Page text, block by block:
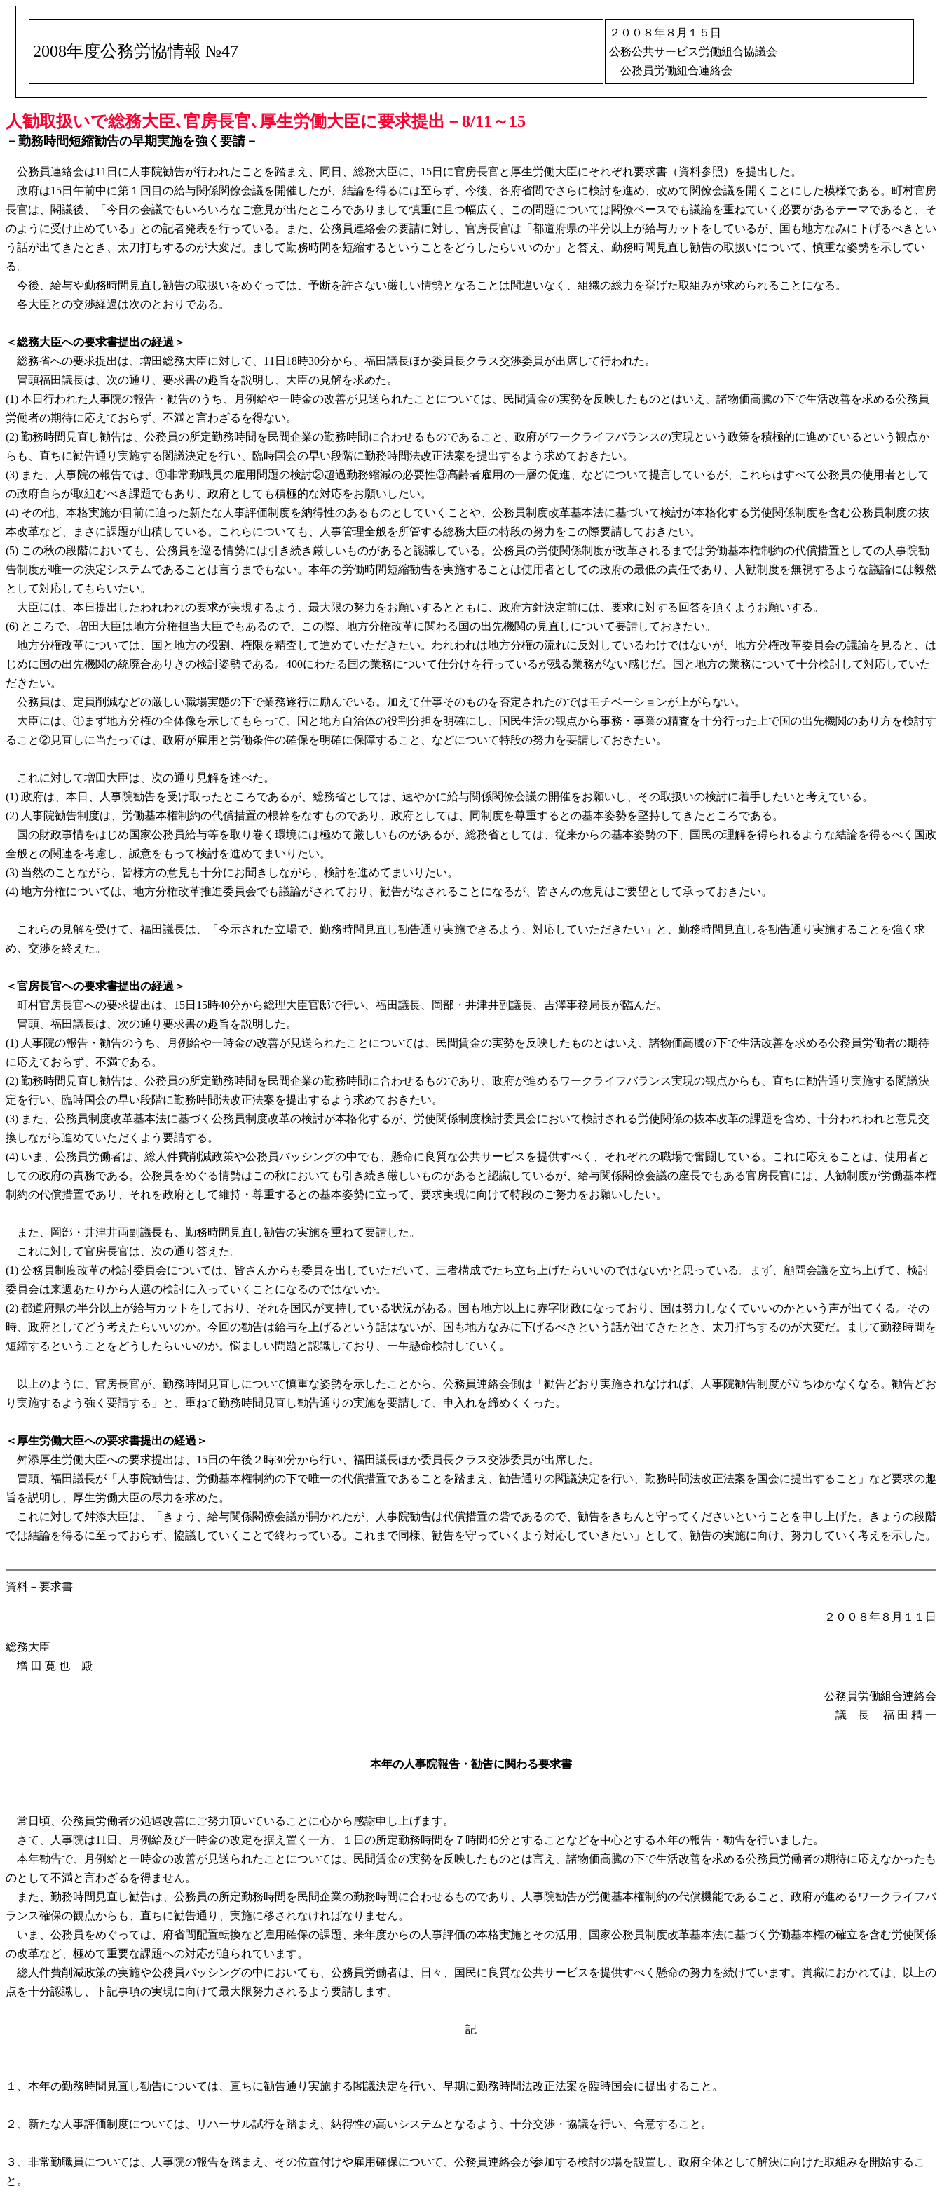
2008年度公務労協情報 №47
２００８年８月１５日
公務公共サービス労働組合協議会
公務員労働組合連絡会
人勧取扱いで総務大臣､官房長官､厚生労働大臣に要求提出－8/11～15
－勤務時間短縮勧告の早期実施を強く要請－
公務員連絡会は11日に人事院勧告が行われたことを踏まえ、同日、総務大臣に、15日に官房長官と厚生労働大臣にそれぞれ要求書（資料参照）を提出した。
政府は15日午前中に第１回目の給与関係閣僚会議を開催したが、結論を得るには至らず、今後、各府省間でさらに検討を進め、改めて閣僚会議を開くことにした模様である。町村官房
長官は、閣議後、「今日の会議でもいろいろなご意見が出たところでありまして慎重に且つ幅広く、この問題については閣僚ベースでも議論を重ねていく必要があるテーマであると、そ
のように受け止めている」との記者発表を行っている。また、公務員連絡会の要請に対し、官房長官は「都道府県の半分以上が給与カットをしているが、国も地方なみに下げるべきとい
う話が出てきたとき、太刀打ちするのが大変だ。まして勤務時間を短縮するということをどうしたらいいのか」と答え、勤務時間見直し勧告の取扱いについて、慎重な姿勢を示してい
る。
今後、給与や勤務時間見直し勧告の取扱いをめぐっては、予断を許さない厳しい情勢となることは間違いなく、組織の総力を挙げた取組みが求められることになる。
各大臣との交渉経過は次のとおりである。
＜総務大臣への要求書提出の経過＞
総務省への要求提出は、増田総務大臣に対して、11日18時30分から、福田議長ほか委員長クラス交渉委員が出席して行われた。
冒頭福田議長は、次の通り、要求書の趣旨を説明し、大臣の見解を求めた。
(1) 本日行われた人事院の報告・勧告のうち、月例給や一時金の改善が見送られたことについては、民間賃金の実勢を反映したものとはいえ、諸物価高騰の下で生活改善を求める公務員
労働者の期待に応えておらず、不満と言わざるを得ない。
(2) 勤務時間見直し勧告は、公務員の所定勤務時間を民間企業の勤務時間に合わせるものであること、政府がワークライフバランスの実現という政策を積極的に進めているという観点か
らも、直ちに勧告通り実施する閣議決定を行い、臨時国会の早い段階に勤務時間法改正法案を提出するよう求めておきたい。
(3) また、人事院の報告では、①非常勤職員の雇用問題の検討②超過勤務縮減の必要性③高齢者雇用の一層の促進、などについて提言しているが、これらはすべて公務員の使用者として
の政府自らが取組むべき課題でもあり、政府としても積極的な対応をお願いしたい。
(4) その他、本格実施が目前に迫った新たな人事評価制度を納得性のあるものとしていくことや、公務員制度改革基本法に基づいて検討が本格化する労使関係制度を含む公務員制度の抜
本改革など、まさに課題が山積している。これらについても、人事管理全般を所管する総務大臣の特段の努力をこの際要請しておきたい。
(5) この秋の段階においても、公務員を巡る情勢には引き続き厳しいものがあると認識している。公務員の労使関係制度が改革されるまでは労働基本権制約の代償措置としての人事院勧
告制度が唯一の決定システムであることは言うまでもない。本年の労働時間短縮勧告を実施することは使用者としての政府の最低の責任であり、人勧制度を無視するような議論には毅然
として対応してもらいたい。
大臣には、本日提出したわれわれの要求が実現するよう、最大限の努力をお願いするとともに、政府方針決定前には、要求に対する回答を頂くようお願いする。
(6) ところで、増田大臣は地方分権担当大臣でもあるので、この際、地方分権改革に関わる国の出先機関の見直しについて要請しておきたい。
地方分権改革については、国と地方の役割、権限を精査して進めていただきたい。われわれは地方分権の流れに反対しているわけではないが、地方分権改革委員会の議論を見ると、は
じめに国の出先機関の統廃合ありきの検討姿勢である。400にわたる国の業務について仕分けを行っているが残る業務がない感じだ。国と地方の業務について十分検討して対応していた
だきたい。
公務員は、定員削減などの厳しい職場実態の下で業務遂行に励んでいる。加えて仕事そのものを否定されたのではモチベーションが上がらない。
大臣には、①まず地方分権の全体像を示してもらって、国と地方自治体の役割分担を明確にし、国民生活の観点から事務・事業の精査を十分行った上で国の出先機関のあり方を検討す
ること②見直しに当たっては、政府が雇用と労働条件の確保を明確に保障すること、などについて特段の努力を要請しておきたい。
これに対して増田大臣は、次の通り見解を述べた。
(1) 政府は、本日、人事院勧告を受け取ったところであるが、総務省としては、速やかに給与関係閣僚会議の開催をお願いし、その取扱いの検討に着手したいと考えている。
(2) 人事院勧告制度は、労働基本権制約の代償措置の根幹をなすものであり、政府としては、同制度を尊重するとの基本姿勢を堅持してきたところである。
国の財政事情をはじめ国家公務員給与等を取り巻く環境には極めて厳しいものがあるが、総務省としては、従来からの基本姿勢の下、国民の理解を得られるような結論を得るべく国政
全般との関連を考慮し、誠意をもって検討を進めてまいりたい。
(3) 当然のことながら、皆様方の意見も十分にお聞きしながら、検討を進めてまいりたい。
(4) 地方分権については、地方分権改革推進委員会でも議論がされており、勧告がなされることになるが、皆さんの意見はご要望として承っておきたい。
これらの見解を受けて、福田議長は、「今示された立場で、勤務時間見直し勧告通り実施できるよう、対応していただきたい」と、勤務時間見直しを勧告通り実施することを強く求
め、交渉を終えた。
＜官房長官への要求書提出の経過＞
町村官房長官への要求提出は、15日15時40分から総理大臣官邸で行い、福田議長、岡部・井津井副議長、吉澤事務局長が臨んだ。
冒頭、福田議長は、次の通り要求書の趣旨を説明した。
(1) 人事院の報告・勧告のうち、月例給や一時金の改善が見送られたことについては、民間賃金の実勢を反映したものとはいえ、諸物価高騰の下で生活改善を求める公務員労働者の期待
に応えておらず、不満である。
(2) 勤務時間見直し勧告は、公務員の所定勤務時間を民間企業の勤務時間に合わせるものであり、政府が進めるワークライフバランス実現の観点からも、直ちに勧告通り実施する閣議決
定を行い、臨時国会の早い段階に勤務時間法改正法案を提出するよう求めておきたい。
(3) また、公務員制度改革基本法に基づく公務員制度改革の検討が本格化するが、労使関係制度検討委員会において検討される労使関係の抜本改革の課題を含め、十分われわれと意見交
換しながら進めていただくよう要請する。
(4) いま、公務員労働者は、総人件費削減政策や公務員バッシングの中でも、懸命に良質な公共サービスを提供すべく、それぞれの職場で奮闘している。これに応えることは、使用者と
しての政府の責務である。公務員をめぐる情勢はこの秋においても引き続き厳しいものがあると認識しているが、給与関係閣僚会議の座長でもある官房長官には、人勧制度が労働基本権
制約の代償措置であり、それを政府として維持・尊重するとの基本姿勢に立って、要求実現に向けて特段のご努力をお願いしたい。
また、岡部・井津井両副議長も、勤務時間見直し勧告の実施を重ねて要請した。
これに対して官房長官は、次の通り答えた。
(1) 公務員制度改革の検討委員会については、皆さんからも委員を出していただいて、三者構成でたち立ち上げたらいいのではないかと思っている。まず、顧問会議を立ち上げて、検討
委員会は来週あたりから人選の検討に入っていくことになるのではないか。
(2) 都道府県の半分以上が給与カットをしており、それを国民が支持している状況がある。国も地方以上に赤字財政になっており、国は努力しなくていいのかという声が出てくる。その
時、政府としてどう考えたらいいのか。今回の勧告は給与を上げるという話はないが、国も地方なみに下げるべきという話が出てきたとき、太刀打ちするのが大変だ。まして勤務時間を
短縮するということをどうしたらいいのか。悩ましい問題と認識しており、一生懸命検討していく。
以上のように、官房長官が、勤務時間見直しについて慎重な姿勢を示したことから、公務員連絡会側は「勧告どおり実施されなければ、人事院勧告制度が立ちゆかなくなる。勧告どお
り実施するよう強く要請する」と、重ねて勤務時間見直し勧告通りの実施を要請して、申入れを締めくくった。
＜厚生労働大臣への要求書提出の経過＞
舛添厚生労働大臣への要求提出は、15日の午後２時30分から行い、福田議長ほか委員長クラス交渉委員が出席した。
冒頭、福田議長が「人事院勧告は、労働基本権制約の下で唯一の代償措置であることを踏まえ、勧告通りの閣議決定を行い、勤務時間法改正法案を国会に提出すること」など要求の趣
旨を説明し、厚生労働大臣の尽力を求めた。
これに対して舛添大臣は、「きょう、給与関係閣僚会議が開かれたが、人事院勧告は代償措置の砦であるので、勧告をきちんと守ってくださいということを申し上げた。きょうの段階
では結論を得るに至っておらず、協議していくことで終わっている。これまで同様、勧告を守っていくよう対応していきたい」として、勧告の実施に向け、努力していく考えを示した。
資料－要求書
２００８年８月１１日
総務大臣
増 田 寛 也 殿
公務員労働組合連絡会
議 長 福 田 精 一
本年の人事院報告・勧告に関わる要求書
常日頃、公務員労働者の処遇改善にご努力頂いていることに心から感謝申し上げます。
さて、人事院は11日、月例給及び一時金の改定を据え置く一方、１日の所定勤務時間を７時間45分とすることなどを中心とする本年の報告・勧告を行いました。
本年勧告で、月例給と一時金の改善が見送られたことについては、民間賃金の実勢を反映したものとは言え、諸物価高騰の下で生活改善を求める公務員労働者の期待に応えなかったも
のとして不満と言わざるを得ません。
また、勤務時間見直し勧告は、公務員の所定勤務時間を民間企業の勤務時間に合わせるものであり、人事院勧告が労働基本権制約の代償機能であること、政府が進めるワークライフバ
ランス確保の観点からも、直ちに勧告通り、実施に移されなければなりません。
いま、公務員をめぐっては、府省間配置転換など雇用確保の課題、来年度からの人事評価の本格実施とその活用、国家公務員制度改革基本法に基づく労働基本権の確立を含む労使関係
の改革など、極めて重要な課題への対応が迫られています。
総人件費削減政策の実施や公務員バッシングの中においても、公務員労働者は、日々、国民に良質な公共サービスを提供すべく懸命の努力を続けています。貴職におかれては、以上の
点を十分認識し、下記事項の実現に向けて最大限努力されるよう要請します。
記
１、本年の勤務時間見直し勧告については、直ちに勧告通り実施する閣議決定を行い、早期に勤務時間法改正法案を臨時国会に提出すること。
２、新たな人事評価制度については、リハーサル試行を踏まえ、納得性の高いシステムとなるよう、十分交渉・協議を行い、合意すること。
３、非常勤職員については、人事院の報告を踏まえ、その位置付けや雇用確保について、公務員連絡会が参加する検討の場を設置し、政府全体として解決に向けた取組みを開始するこ
と。